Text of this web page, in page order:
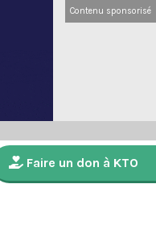
Contenu sponsorisé
Faire un don à KTO